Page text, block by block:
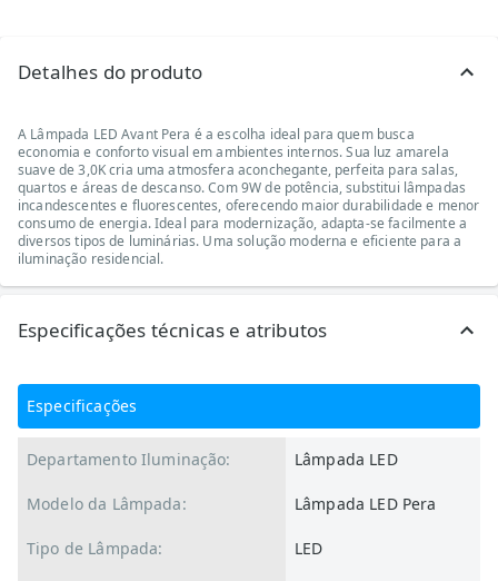
Detalhes do produto
A Lâmpada LED Avant Pera é a escolha ideal para quem busca
economia e conforto visual em ambientes internos. Sua luz amarela
suave de 3,0K cria uma atmosfera aconchegante, perfeita para salas,
quartos e áreas de descanso. Com 9W de potência, substitui lâmpadas
incandescentes e fluorescentes, oferecendo maior durabilidade e menor
consumo de energia. Ideal para modernização, adapta-se facilmente a
diversos tipos de luminárias. Uma solução moderna e eficiente para a
iluminação residencial.
Especificações técnicas e atributos
Especificações
Departamento Iluminação: Lâmpada LED
Modelo da Lâmpada: Lâmpada LED Pera
Tipo de Lâmpada: LED